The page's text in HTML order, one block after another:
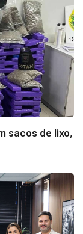
sacos de lixo,